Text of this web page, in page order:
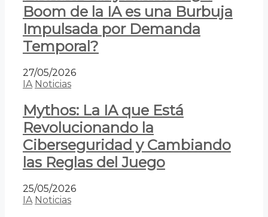
Boom de la IA es una Burbuja
Impulsada por Demanda
Temporal?
27/05/2026
IA Noticias
Mythos: La IA que Está
Revolucionando la
Ciberseguridad y Cambiando
las Reglas del Juego
25/05/2026
IA Noticias